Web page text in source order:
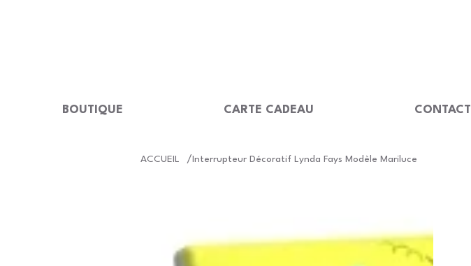
BOUTIQUE CARTE CADEAU CONTACT
ACCUEIL /Interrupteur Décoratif Lynda Fays Modèle Mariluce